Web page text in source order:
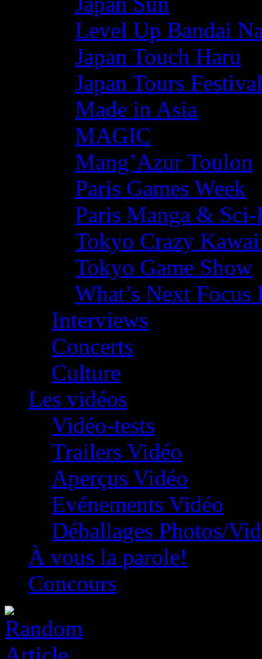
Level Up Bandai
Japan Touch Haru
Japan Tours Festival
Made in Asia
MAGIC
Mang’Azur Toulon
Paris Games Week
Paris Manga &
Tokyo Crazy
Tokyo Game Show
What’s Next
Interviews
Concerts
Culture
Les vidéos
Vidéo-tests
Trailers Vidéo
Aperçus Vidéo
Evénements Vidéo
Déballages Photos/
À vous la parole!
Concours